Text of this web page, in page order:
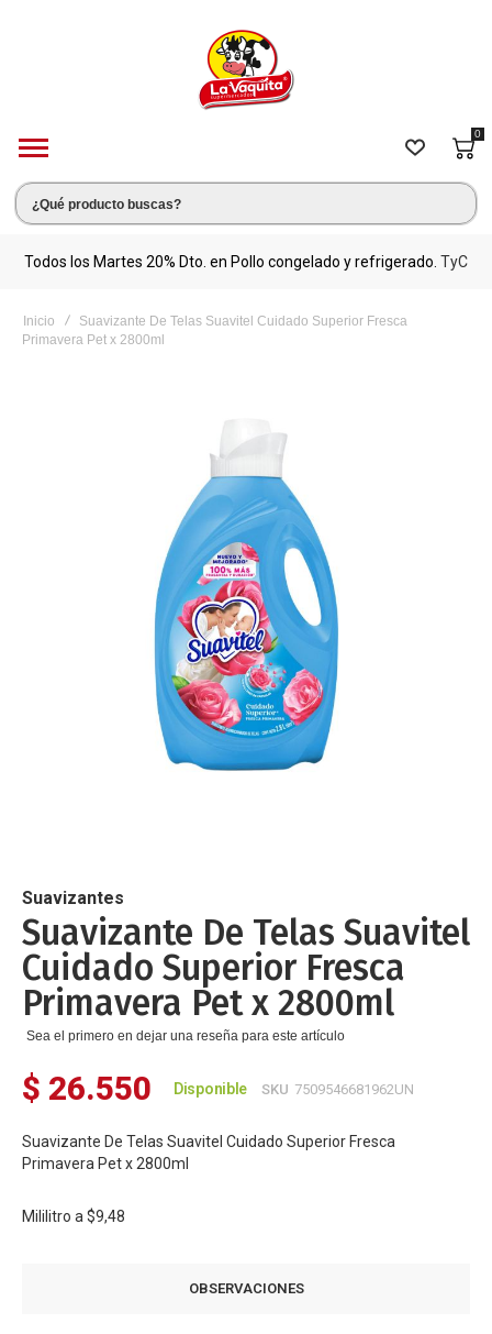
0
Todos los Martes 20% Dto. en Pollo congelado y refrigerado. TyC
Inicio
Suavizante De Telas Suavitel Cuidado Superior Fresca
Primavera Pet x 2800ml
de
la
galería
de
imágenes
Suavizantes
Suavizante De Telas Suavitel
Cuidado Superior Fresca
Primavera Pet x 2800ml
Sea el primero en dejar una reseña para este artículo
$ 26.550 Disponible SKU 7509546681962UN
Suavizante De Telas Suavitel Cuidado Superior Fresca
Primavera Pet x 2800ml
Mililitro a $9,48
OBSERVACIONES